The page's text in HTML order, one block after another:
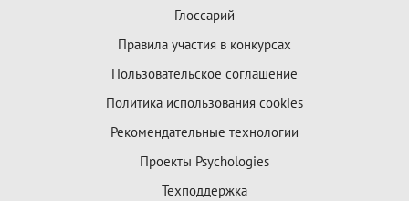
Глоссарий
Правила участия в конкурсах
Пользовательское соглашение
Политика использования cookies
Рекомендательные технологии
Проекты Psychologies
Техподдержка